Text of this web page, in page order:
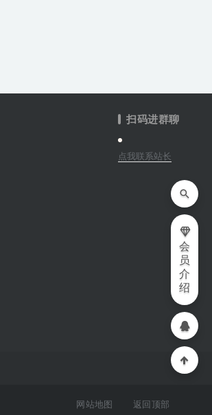
扫码进群聊
点我联系站长
网站地图 返回顶部
会
员
介
绍